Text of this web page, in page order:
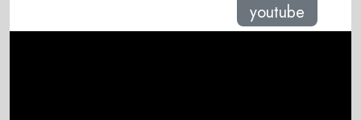
youtube